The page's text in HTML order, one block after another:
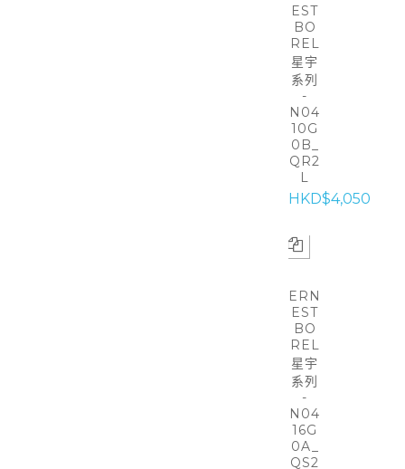
EST
BO
REL
星宇
系列
-
N04
10G
0B_
QR2
L
HKD$4,050
ERN
EST
BO
REL
星宇
系列
-
N04
16G
0A_
QS2